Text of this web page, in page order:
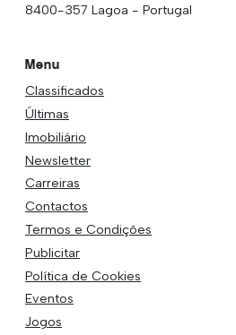
8400-357 Lagoa - Portugal
Menu
Classificados
Últimas
Imobiliário
Newsletter
Carreiras
Contactos
Termos e Condições
Publicitar
Política de Cookies
Eventos
Jogos